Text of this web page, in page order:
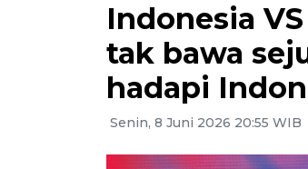
Indonesia
tak bawa
hadapi
Senin, 8 Juni 2026 20:55 WIB